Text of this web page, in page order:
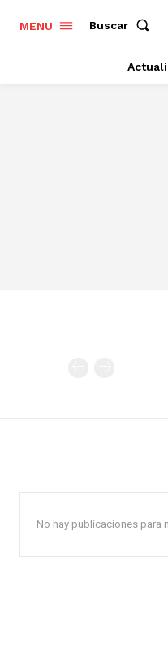
MENU Buscar
No hay publicaciones para